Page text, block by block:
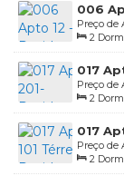
006
Preço de
Abrigo,
2
Vaga(s) ,
017
Preço de
464,
2
2
017
R$
Preço de
464,
2